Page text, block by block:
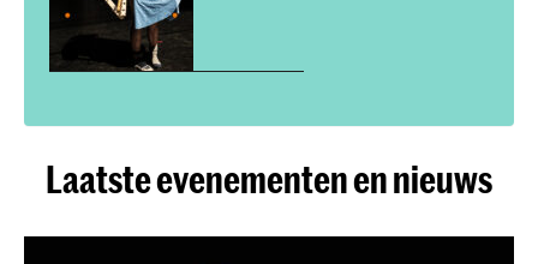
Laatste evenementen en nieuws